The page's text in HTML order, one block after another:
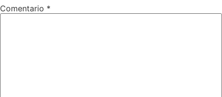
Comentario *